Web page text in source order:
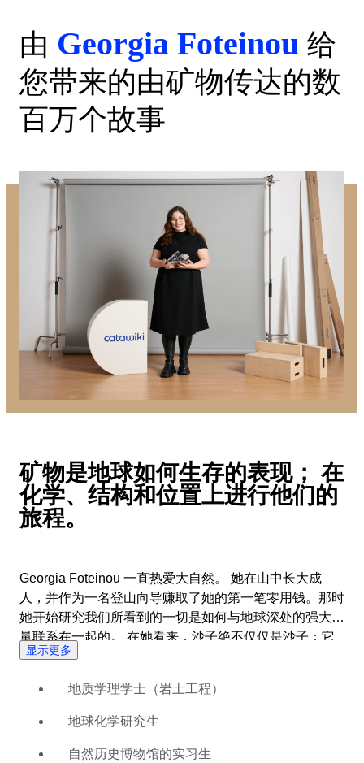
由 Georgia Foteinou 给
您带来的由矿物传达的数
百万个故事
矿物是地球如何生存的表现； 在
化学、结构和位置上进行他们的
旅程。
Georgia Foteinou 一直热爱大自然。 她在山中长大成
人，并作为一名登山向导赚取了她的第一笔零用钱。那时
她开始研究我们所看到的一切是如何与地球深处的强大力
量联系在一起的。 在她看来，沙子绝不仅仅是沙子：它
是巨石的最后的生命阶段。 这不仅仅是一场地震，而是
展开。 了解矿物质是如何形成的工作成为了Georgia 的
毕生职业。 在获得岩土工程专业地质学学士学位和地球
实习。 她的下一个目标是成为 Catawiki 的专家，我们对
显示更多
地质学理学士（岩土工程）
地球化学研究生
自然历史博物馆的实习生